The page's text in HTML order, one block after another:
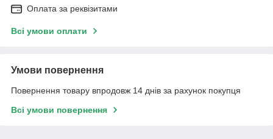
Оплата за реквізитами
Всі умови оплати
Умови повернення
Повернення товару впродовж 14 днів за рахунок покупця
Всі умови повернення